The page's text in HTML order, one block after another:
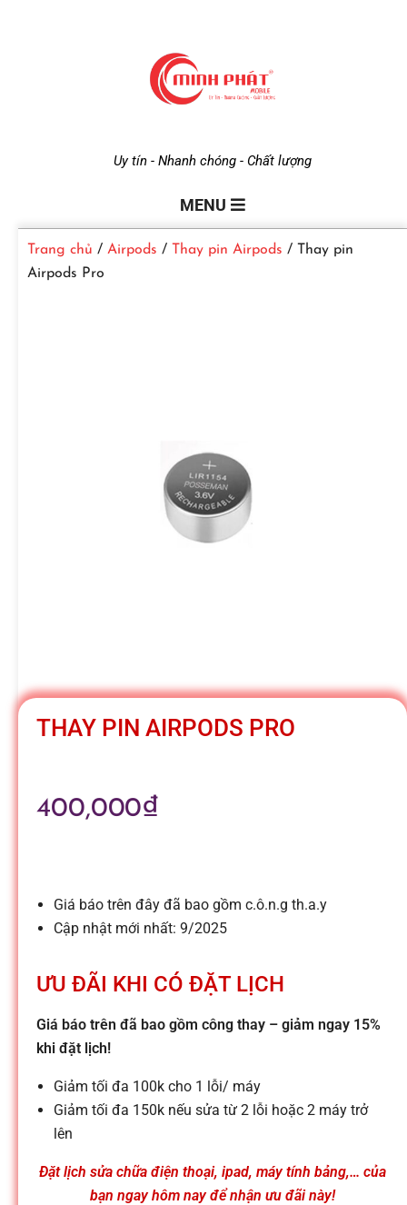
i
n
o
b
l
e
-
S
ử
a
c
Uy tín - Nhanh chóng - Chất lượng
MENU
Trang chủ / Airpods / Thay pin Airpods / Thay pin
Airpods Pro
THAY PIN AIRPODS PRO
400,000₫
Giá báo trên đây đã bao gồm c.ô.n.g th.a.y
Cập nhật mới nhất: 9/2025
ƯU ĐÃI KHI CÓ ĐẶT LỊCH
Giá báo trên đã bao gồm công thay – giảm ngay 15%
khi đặt lịch!
Giảm tối đa 100k cho 1 lỗi/ máy
Giảm tối đa 150k nếu sửa từ 2 lỗi hoặc 2 máy trở
lên
Đặt lịch sửa chữa điện thoại, ipad, máy tính bảng,… của
bạn ngay hôm nay để nhận ưu đãi này!